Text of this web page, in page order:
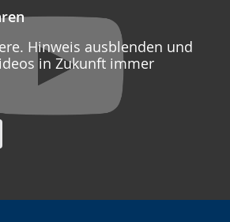
Hinweis ausblenden und
in Zukunft immer